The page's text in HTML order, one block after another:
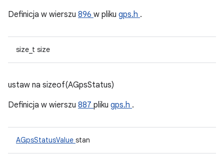
Definicja w wierszu 896 w pliku gps.h .
size_t size
ustaw na sizeof(AGpsStatus)
Definicja w wierszu 887 pliku gps.h .
AGpsStatusValue stan